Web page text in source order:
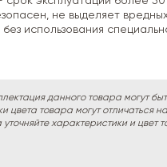
не выделяет
использования
данного товара могут
цвета товара могут отличаться
характеристики и цвет